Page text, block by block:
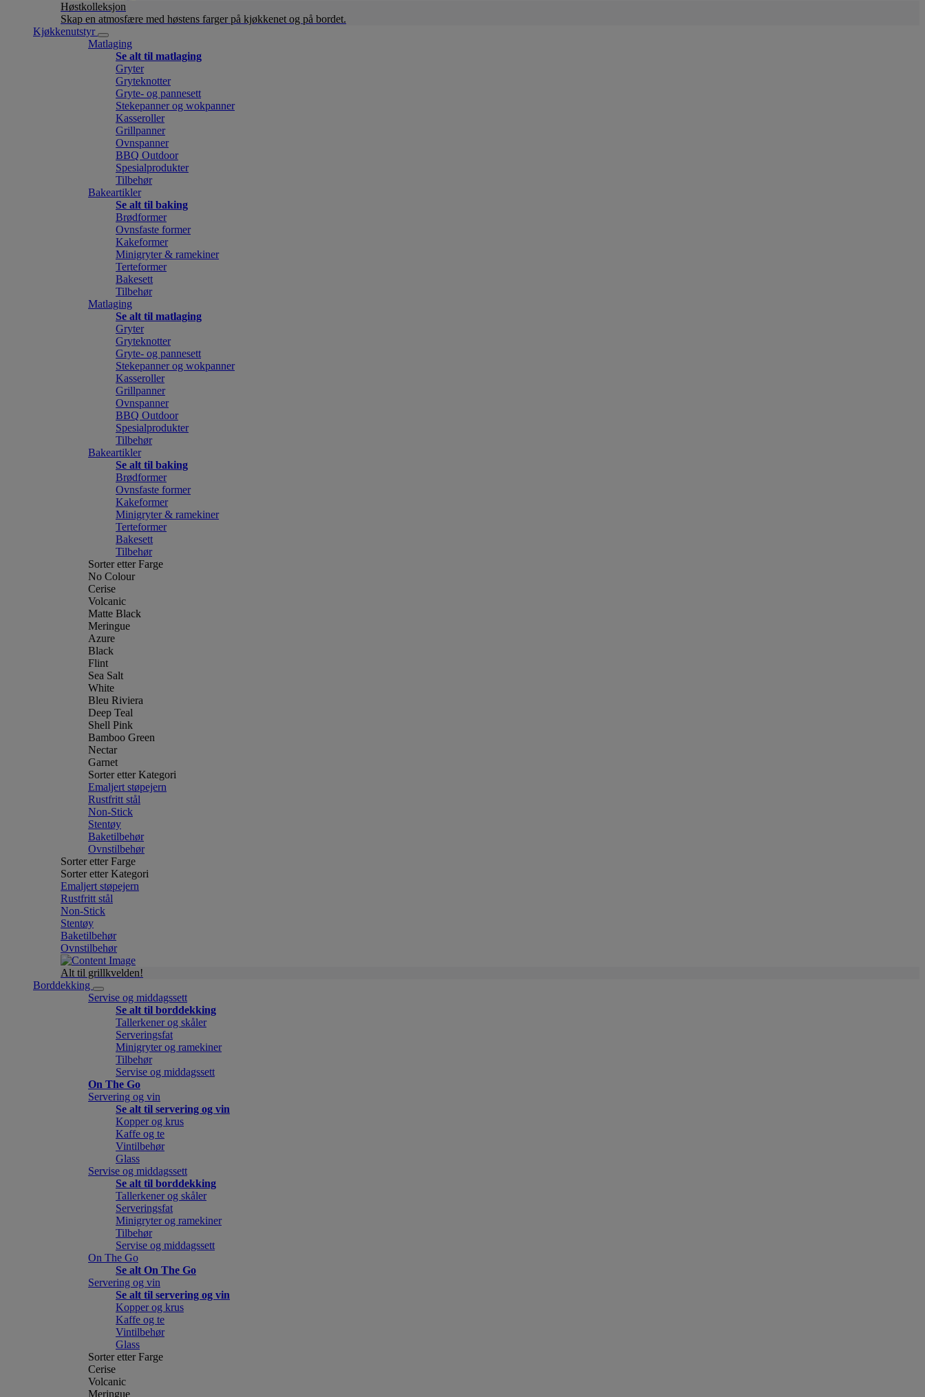
Høstkolleksjon
Skap en atmosfære med høstens farger på kjøkkenet og på bordet.
Kjøkkenutstyr
Matlaging
Se alt til matlaging
Gryter
Gryteknotter
Gryte- og pannesett
Stekepanner og wokpanner
Kasseroller
Grillpanner
Ovnspanner
BBQ Outdoor
Spesialprodukter
Tilbehør
Bakeartikler
Se alt til baking
Brødformer
Ovnsfaste former
Kakeformer
Minigryter & ramekiner
Terteformer
Bakesett
Tilbehør
Matlaging
Se alt til matlaging
Gryter
Gryteknotter
Gryte- og pannesett
Stekepanner og wokpanner
Kasseroller
Grillpanner
Ovnspanner
BBQ Outdoor
Spesialprodukter
Tilbehør
Bakeartikler
Se alt til baking
Brødformer
Ovnsfaste former
Kakeformer
Minigryter & ramekiner
Terteformer
Bakesett
Tilbehør
Sorter etter Farge
No Colour
Cerise
Volcanic
Matte Black
Meringue
Azure
Black
Flint
Sea Salt
White
Bleu Riviera
Deep Teal
Shell Pink
Bamboo Green
Nectar
Garnet
Sorter etter Kategori
Emaljert støpejern
Rustfritt stål
Non-Stick
Stentøy
Baketilbehør
Ovnstilbehør
Sorter etter Farge
Sorter etter Kategori
Emaljert støpejern
Rustfritt stål
Non-Stick
Stentøy
Baketilbehør
Ovnstilbehør
Alt til grillkvelden!
Borddekking
Servise og middagssett
Se alt til borddekking
Tallerkener og skåler
Serveringsfat
Minigryter og ramekiner
Tilbehør
Servise og middagssett
On The Go
Servering og vin
Se alt til servering og vin
Kopper og krus
Kaffe og te
Vintilbehør
Glass
Servise og middagssett
Se alt til borddekking
Tallerkener og skåler
Serveringsfat
Minigryter og ramekiner
Tilbehør
Servise og middagssett
On The Go
Se alt On The Go
Servering og vin
Se alt til servering og vin
Kopper og krus
Kaffe og te
Vintilbehør
Glass
Sorter etter Farge
Cerise
Volcanic
Meringue